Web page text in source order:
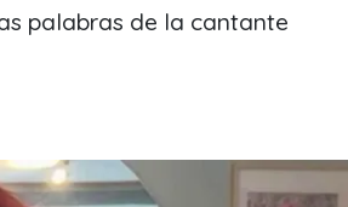
palabras de la cantante